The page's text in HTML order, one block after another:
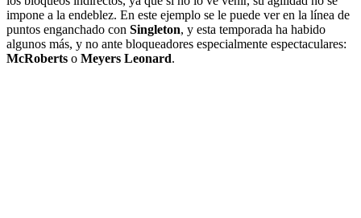
impone a la endeblez. En este ejemplo se le puede ver en la línea de
puntos enganchado con Singleton, y esta temporada ha habido
algunos más, y no ante bloqueadores especialmente espectaculares:
McRoberts o Meyers Leonard.